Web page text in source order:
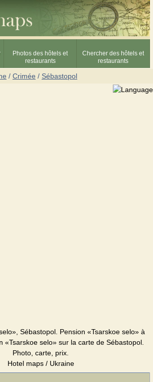
Photos des hôtels et
restaurants
Chercher des hôtels et
restaurants
/ Crimée / Sébastopol
Sébastopol. Pension «Tsarskoe selo» à
«Tsarskoe selo» sur la carte de Sébastopol.
Photo, carte, prix.
Hotel maps / Ukraine